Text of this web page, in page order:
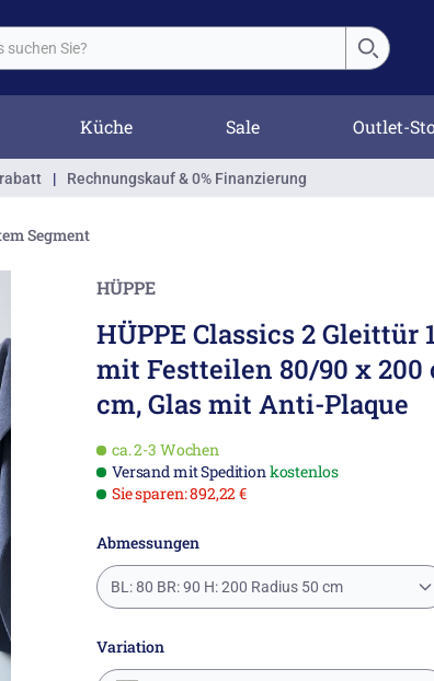
Küche Sale Outlet-
| Rechnungskauf & 0% Finanzierung
Segment
HÜPPE
HÜPPE Classics 2 Gleittür
mit Festteilen 80/90 x 200
cm, Glas mit Anti-Plaque
ca. 2-3 Wochen
Versand mit Speditionkostenlos
Sie sparen: 892,22 €
Abmessungen
BL: 80 BR: 90 H: 200 Radius 50 cm
Variation